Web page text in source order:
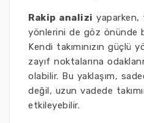
Rakip analizi yaparken,
yönlerini de göz önünde
Kendi takımınızın güçlü
zayıf noktalarına
olabilir. Bu yaklaşım,
değil, uzun vadede
etkileyebilir.